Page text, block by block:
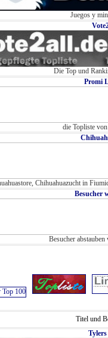
Juegos y
Die Top und
Promi
die Topliste
Chihuahuazucht in
Besucher
Besucher
Titel und